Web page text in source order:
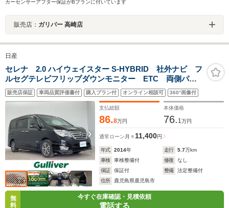
カーセンサーアフター保証がBプランに付いています
販売店： ガリバー 高崎店
日産
セレナ 2.0 ハイウェイスター S-HYBRID 社外ナビ フ
ルセグテレビフリップダウンモニター ETC 両側パワ
ースライドドア 衝突被害軽減ブレーキ 車線逸脱警
報 クルーズコントロール オートライト LEDヘッド
ライト オートエアコン フロアマット
販売店保証 車両品質評価書付 購入プラン付 オンライン相談可 360°画像付
支払総額
86.8万円
本体価格
76. 1 万円
通常ローン 月々 11,400円
年式 2014年 走行 5.7万km
車検
車検整備付 修復
なし
保証
保証付 整備
法定整備付
住所
鹿児島県鹿児島市
無
料
今すぐ在庫確認・見積依頼
電話する